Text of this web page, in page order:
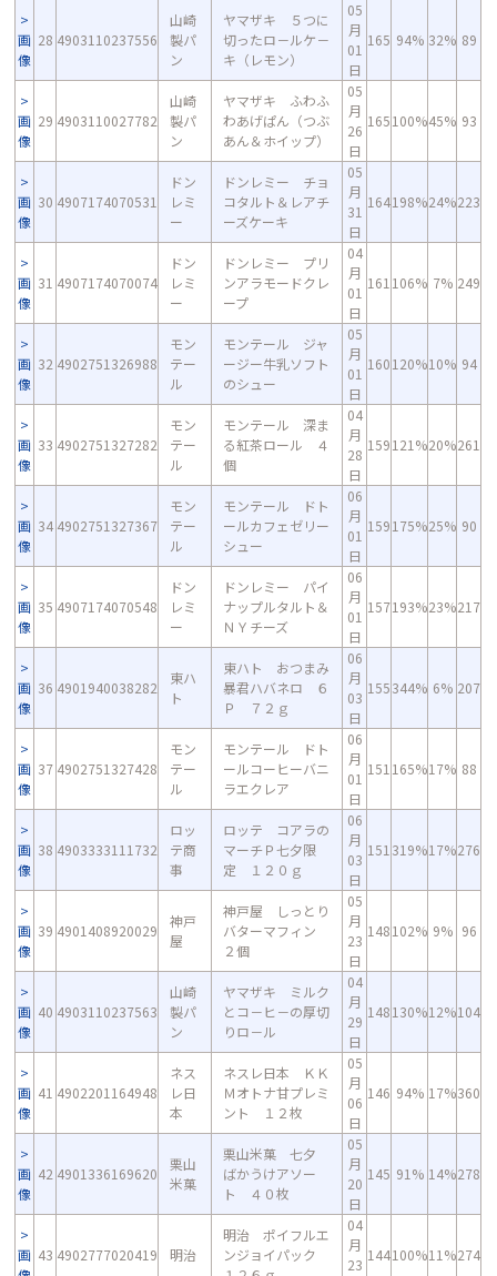
画
像
28 4903110237556
山崎
製パ
ン
ヤマザキ ５つに
切ったロ－ルケ－
キ（レモン）
05
月
01
日
165 94% 32% 89
画
像
29 4903110027782
山崎
製パ
ン
ヤマザキ ふわふ
わあげぱん（つぶ
あん＆ホイップ）
05
月
26
日
165100%45% 93
画
像
30 4907174070531
ドン
レミ
ー
ドンレミー チョ
コタルト＆レアチ
ーズケーキ
05
月
31
日
164198%24%223
画
像
31 4907174070074
ドン
レミ
ー
ドンレミー プリ
ンアラモードクレ
ープ
04
月
01
日
161 106% 7% 249
画
像
32 4902751326988
モン
テー
ル
モンテール ジャ
ージー牛乳ソフト
のシュー
05
月
01
日
160120%10% 94
画
像
33 4902751327282
モン
テー
ル
モンテール 深ま
る紅茶ロール ４
個
04
月
28
日
159121%20%261
画
像
34 4902751327367
モン
テー
ル
モンテール ドト
ールカフェゼリー
シュー
06
月
01
日
159175%25% 90
画
像
35 4907174070548
ドン
レミ
ー
ドンレミー パイ
ナップルタルト＆
ＮＹチーズ
06
月
01
日
157193%23%217
画
像
36 4901940038282
東ハ
ト
東ハト おつまみ
暴君ハバネロ ６
Ｐ ７２ｇ
06
月
03
日
155344% 6% 207
画
像
37 4902751327428
モン
テー
ル
モンテール ドト
ールコーヒーバニ
ラエクレア
06
月
01
日
151 165%17% 88
画
像
38 4903333111732
ロッ
テ商
事
ロッテ コアラの
マーチＰ七夕限
定 １２０ｇ
06
月
03
日
151 319%17%276
画
像
39 4901408920029
神戸
屋
神戸屋 しっとり
バターマフィン
２個
05
月
23
日
148102% 9% 96
画
像
40 4903110237563
山崎
製パ
ン
ヤマザキ ミルク
とコ－ヒ－の厚切
りロ－ル
04
月
29
日
148130%12%104
画
像
41 4902201164948
ネス
レ日
本
ネスレ日本 ＫＫ
Ｍオトナ甘プレミ
ント １２枚
05
月
06
日
146 94% 17%360
画
像
42 4901336169620
栗山
米菓
栗山米菓 七夕
ばかうけアソー
ト ４０枚
05
月
20
日
145 91% 14%278
画 43 4902777020419 明治
明治 ポイフルエ
ンジョイパック
04
月
23
144100%11%274